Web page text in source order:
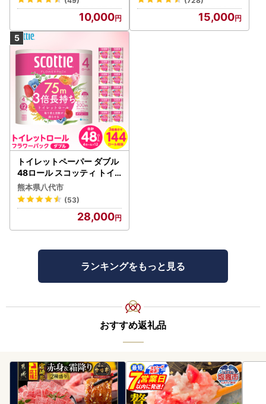
10,000 15,000
トイレットペーパー ダブル
48ロール スコッティ トイ
レット
熊本県八代市
(53)
28,000
ランキングをもっと見る
おすすめ返礼品